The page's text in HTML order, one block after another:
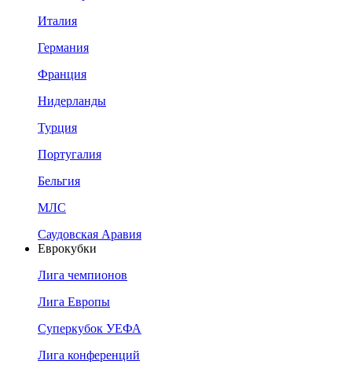
Италия
Германия
Франция
Нидерланды
Турция
Португалия
Бельгия
МЛС
Саудовская Аравия
Еврокубки
Лига чемпионов
Лига Европы
Суперкубок УЕФА
Лига конференций